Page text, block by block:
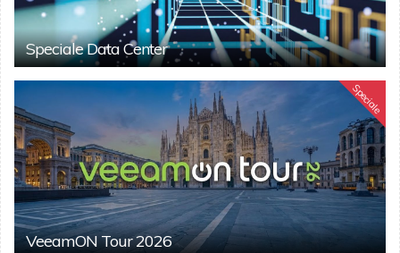
Speciale Data Center
Speciale
VeeamON Tour 2026